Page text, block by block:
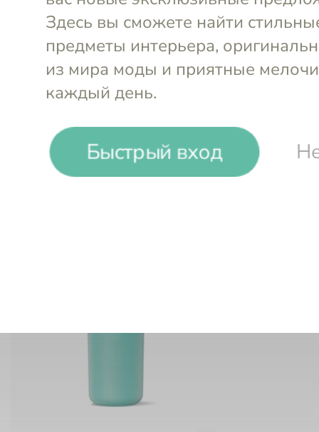
Быстрый вход
Klean Kanteen.
Термопосуда и
из пищевой стали